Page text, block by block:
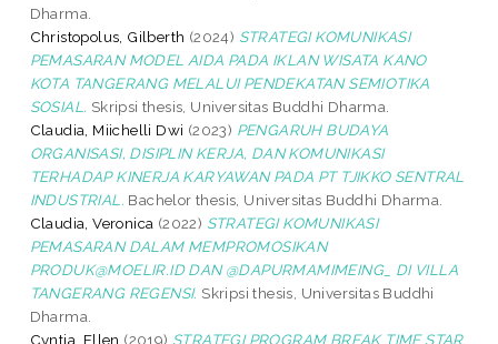
Dharma.
Christopolus, Gilberth (2024) STRATEGI KOMUNIKASI
PEMASARAN MODEL AIDA PADA IKLAN WISATA KANO
KOTA TANGERANG MELALUI PENDEKATAN SEMIOTIKA
SOSIAL. Skripsi thesis, Universitas Buddhi Dharma.
Claudia, Miichelli Dwi (2023) PENGARUH BUDAYA
ORGANISASI, DISIPLIN KERJA, DAN KOMUNIKASI
TERHADAP KINERJA KARYAWAN PADA PT TJIKKO SENTRAL
INDUSTRIAL. Bachelor thesis, Universitas Buddhi Dharma.
Claudia, Veronica (2022) STRATEGI KOMUNIKASI
PEMASARAN DALAM MEMPROMOSIKAN
PRODUK@MOELIR.ID DAN @DAPURMAMIMEING_ DI VILLA
TANGERANG REGENSI. Skripsi thesis, Universitas Buddhi
Dharma.
Cyntia, Ellen (2019) STRATEGI PROGRAM BREAK TIME STAR